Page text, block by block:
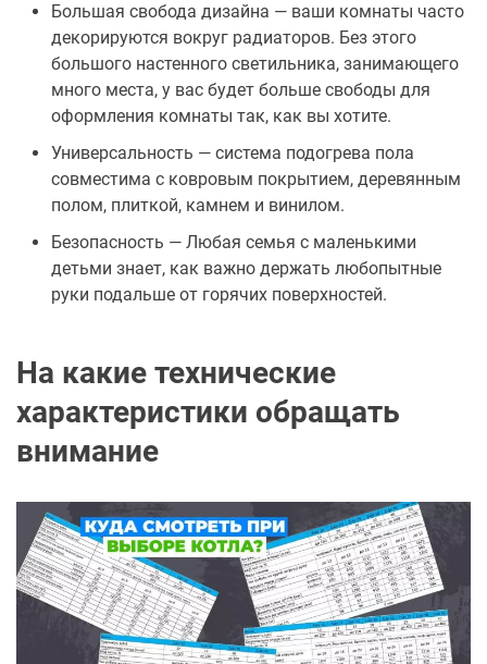
Большая свобода дизайна — ваши комнаты часто
декорируются вокруг радиаторов. Без этого
большого настенного светильника, занимающего
много места, у вас будет больше свободы для
оформления комнаты так, как вы хотите.
Универсальность — система подогрева пола
совместима с ковровым покрытием, деревянным
полом, плиткой, камнем и винилом.
Безопасность — Любая семья с маленькими
детьми знает, как важно держать любопытные
руки подальше от горячих поверхностей.
На какие технические
характеристики обращать
внимание